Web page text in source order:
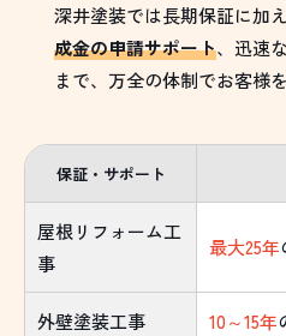
深井塗装では長期保証に加え
成金の申請サポート、迅速な
まで、万全の体制でお客様
保証・サポート
屋根リフォーム工
事
最大25年
外壁塗装工事 10～15年